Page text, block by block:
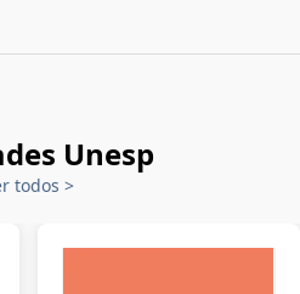
Unesp
todos >